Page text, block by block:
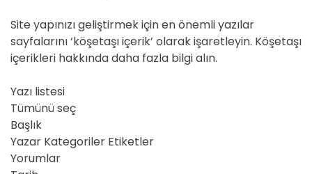
Site yapınızı geliştirmek için en önemli yazılar
sayfalarını ‘köşetaşı içerik’ olarak işaretleyin. Köşetaşı
içerikleri hakkında daha fazla bilgi alın.
Yazı listesi
Tümünü seç
Başlık
Yazar Kategoriler Etiketler
Yorumlar